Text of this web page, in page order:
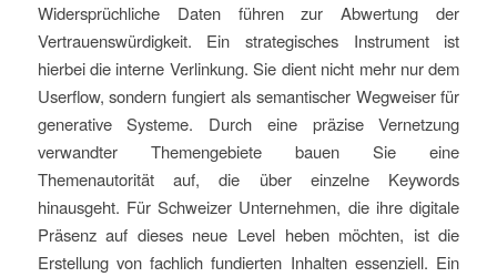
Widersprüchliche Daten führen zur Abwertung der
Vertrauenswürdigkeit. Ein strategisches Instrument ist
hierbei die interne Verlinkung. Sie dient nicht mehr nur dem
Userflow, sondern fungiert als semantischer Wegweiser für
generative Systeme. Durch eine präzise Vernetzung
verwandter Themengebiete bauen Sie eine
Themenautorität auf, die über einzelne Keywords
hinausgeht. Für Schweizer Unternehmen, die ihre digitale
Präsenz auf dieses neue Level heben möchten, ist die
Erstellung von fachlich fundierten Inhalten essenziell. Ein